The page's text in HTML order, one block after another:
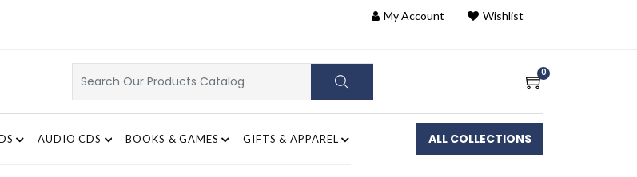
My Account Wishlist
0
AUDIO CDS BOOKS & GAMES GIFTS & APPAREL ALL COLLECTIONS